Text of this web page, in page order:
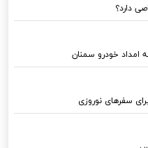
دارد؟
سفرهای نوروزی